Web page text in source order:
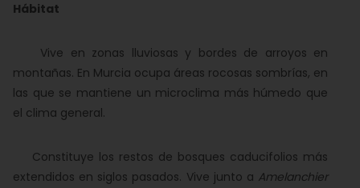
Hábitat
Vive en zonas lluviosas y bordes de arroyos en
montañas. En Murcia ocupa áreas rocosas sombrías, en
las que se mantiene un microclima más húmedo que
el clima general.
Constituye los restos de bosques caducifolios más
extendidos en siglos pasados. Vive junto a Amelanchier